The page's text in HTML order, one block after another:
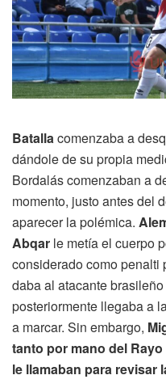
Batallacomenzaba a
dándole de su propia
Bordalás comenzaban a
momento, justo antes del
aparecer la polémica.
Abqar le metía el cuerpo
considerado como
daba al atacante
posteriormente llegaba a
a marcar. Sin embargo,
tanto por mano del
le llamaban para revisar